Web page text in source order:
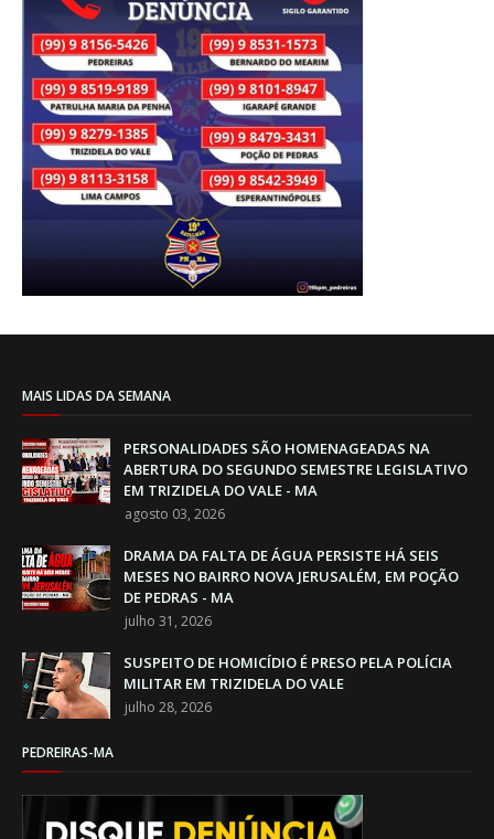
MAIS LIDAS DA SEMANA
PERSONALIDADES SÃO HOMENAGEADAS NA
ABERTURA DO SEGUNDO SEMESTRE LEGISLATIVO
EM TRIZIDELA DO VALE - MA
agosto 03, 2026
DRAMA DA FALTA DE ÁGUA PERSISTE HÁ SEIS
MESES NO BAIRRO NOVA JERUSALÉM, EM POÇÃO
DE PEDRAS - MA
julho 31, 2026
SUSPEITO DE HOMICÍDIO É PRESO PELA POLÍCIA
MILITAR EM TRIZIDELA DO VALE
julho 28, 2026
PEDREIRAS-MA